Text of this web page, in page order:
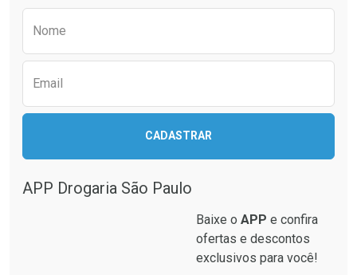
Nome
Email
CADASTRAR
APP Drogaria São Paulo
Baixe o APP e confira
ofertas e descontos
exclusivos para você!